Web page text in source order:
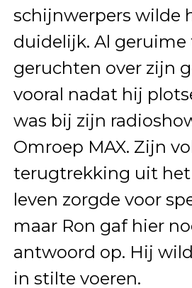
schijnwerpers wilde
duidelijk. Al
geruchten over zijn
vooral nadat hij
was bij zijn
Omroep MAX. Zijn
terugtrekking uit
leven zorgde voor
maar Ron gaf hier
antwoord op. Hij
in stilte voeren.